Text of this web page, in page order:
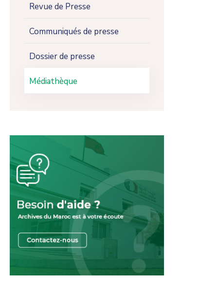
Revue de Presse
Communiqués de presse
Dossier de presse
Médiathèque